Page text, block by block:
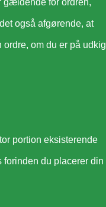
også afgørende, at
om du er på udkig
portion eksisterende
forinden du placerer din